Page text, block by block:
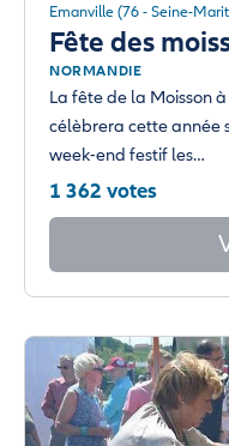
Emanville (76 - Seine-
Fête des
NORMANDIE
La fête de la Moisson
célèbrera cette année
week-end festif les…
1 362 votes